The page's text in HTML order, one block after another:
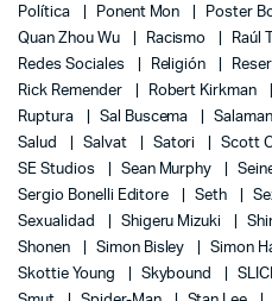
Política
Ponent Mon Poster
Quan Zhou Wu
Racismo Raúl
Redes Sociales
Religión
Rick Remender
Robert Kirkman
Ruptura
Sal Buscema
Salud
Salvat Satori Scott
SE Studios
Sean Murphy
Sergio Bonelli Editore
Seth
Sexualidad
Shigeru Mizuki
Shonen
Simon Bisley Simon
Skottie Young
Skybound